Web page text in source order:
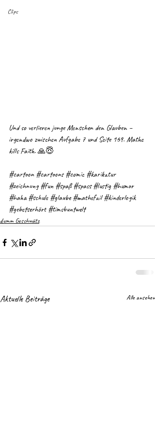
Clips
Und so verlieren junge Menschen den Glauben –
irgendwo zwischen Aufgabe 7 und Seite 169. Mathe
kills Faith. 🙏😇
#cartoon #cartoons #comic #karikatur
#zeichnung #fun #spaß #spass #lustig #humor
#haha #schule #glaube #mathefail #kinderlogik
#gebetserhört #timsbuntwelt
dumm Geschwätz
Aktuelle Beiträge Alle ansehen